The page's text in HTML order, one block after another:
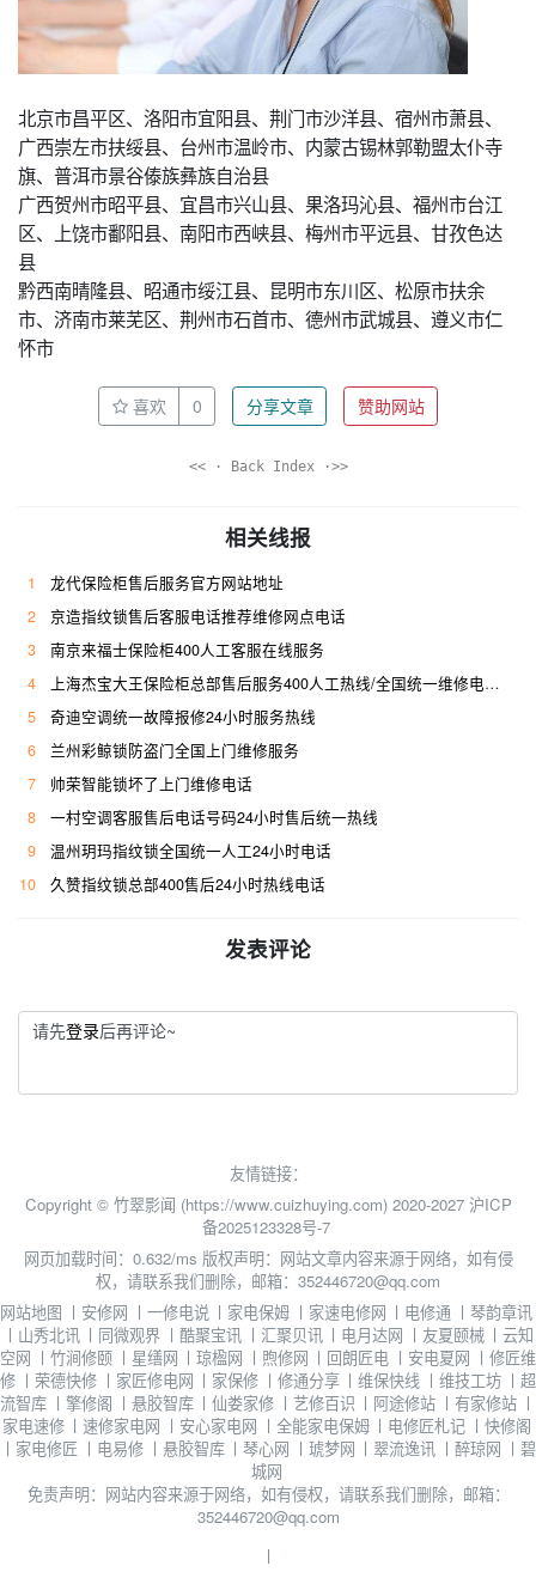
北京市昌平区、洛阳市宜阳县、荆门市沙洋县、宿州市萧县、
广西崇左市扶绥县、台州市温岭市、内蒙古锡林郭勒盟太仆寺
旗、普洱市景谷傣族彝族自治县
广西贺州市昭平县、宜昌市兴山县、果洛玛沁县、福州市台江
区、上饶市鄱阳县、南阳市西峡县、梅州市平远县、甘孜色达
县
黔西南晴隆县、昭通市绥江县、昆明市东川区、松原市扶余
市、济南市莱芜区、荆州市石首市、德州市武城县、遵义市仁
怀市
喜欢 0 分享文章 赞助网站
<< · Back Index ·>>
相关线报
1
龙代保险柜售后服务官方网站地址
2
京造指纹锁售后客服电话推荐维修网点电话
3
南京来福士保险柜400人工客服在线服务
4
上海杰宝大王保险柜总部售后服务400人工热线/全国统一维修电话是多少
5
奇迪空调统一故障报修24小时服务热线
6
兰州彩鲸锁防盗门全国上门维修服务
7
帅荣智能锁坏了上门维修电话
8
一村空调客服售后电话号码24小时售后统一热线
9
温州玥玛指纹锁全国统一人工24小时电话
10
久赞指纹锁总部400售后24小时热线电话
发表评论
请先登录后再评论~
友情链接：
Copyright © 竹翠影闻 (https://www.cuizhuying.com) 2020-2027 沪ICP
备2025123328号-7
网页加载时间：0.632/ms 版权声明：网站文章内容来源于网络，如有侵
权，请联系我们删除，邮箱：352446720@qq.com
网站地图 丨 安修网 丨 一修电说 丨 家电保姆 丨 家速电修网 丨 电修通 丨琴韵章讯
丨 山秀北讯 丨 同微观界 丨 酷聚宝讯 丨 汇聚贝讯 丨 电月达网 丨 友夏颐械 丨云知
空网 丨 竹涧修颐 丨 星缮网 丨琼楹网 丨 煦修网 丨 回朗匠电 丨 安电夏网 丨 修匠维
修 丨 荣德快修 丨 家匠修电网 丨 家保修 丨 修通分享 丨维保快线 丨维技工坊 丨 超
流智库 丨 擎修阁 丨 悬胶智库 丨仙娄家修 丨 艺修百识 丨 阿途修站 丨 有家修站 丨
家电速修 丨 速修家电网 丨 安心家电网 丨 全能家电保姆 丨 电修匠札记 丨 快修阁
丨 家电修匠 丨 电易修 丨 悬胶智库 丨琴心网 丨 琥梦网 丨翠流逸讯 丨醉琼网 丨 碧
城网
免责声明：网站内容来源于网络，如有侵权，请联系我们删除，邮箱：
352446720@qq.com
丨